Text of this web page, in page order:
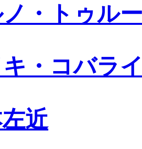
・トゥル
キ・コバラ
近